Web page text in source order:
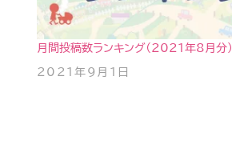
月間投稿数ランキング（2021年8月分）
2021年9月1日